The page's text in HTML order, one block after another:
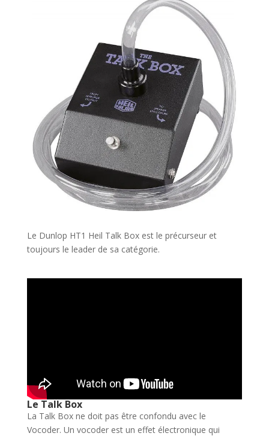
Le Dunlop HT1 Heil Talk Box est le précurseur et
toujours le leader de sa catégorie.
Le Talk Box
La Talk Box ne doit pas être confondu avec le
Vocoder. Un vocoder est un effet électronique qui